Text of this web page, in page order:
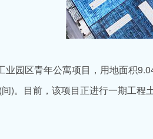
园区青年公寓项目，用地面积
)。目前，该项目正进行一期工程